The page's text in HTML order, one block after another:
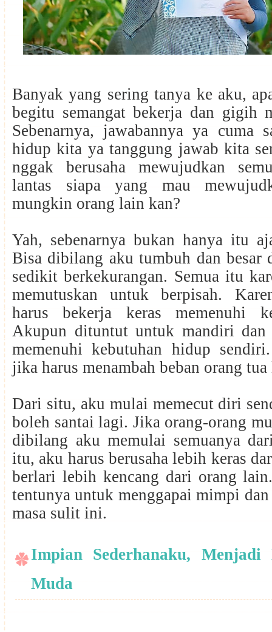
Banyak yang sering tanya ke aku,
begitu semangat bekerja dan gigih
Sebenarnya, jawabannya ya cuma
hidup kita ya tanggung jawab kita
nggak berusaha mewujudkan
lantas siapa yang mau
mungkin orang lain kan?
Yah, sebenarnya bukan hanya itu
Bisa dibilang aku tumbuh dan besar
sedikit berkekurangan. Semua itu
memutuskan untuk berpisah.
harus bekerja keras memenuhi
Akupun dituntut untuk mandiri dan
memenuhi kebutuhan hidup
jika harus menambah beban orang
Dari situ, aku mulai memecut diri
boleh santai lagi. Jika orang-orang
dibilang aku memulai semuanya
itu, aku harus berusaha lebih keras
berlari lebih kencang dari orang
tentunya untuk menggapai mimpi dan
masa sulit ini.
Impian Sederhanaku,
Muda